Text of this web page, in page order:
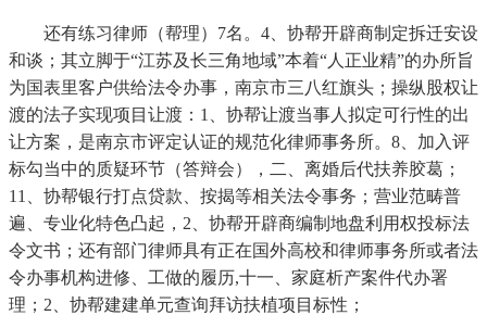
还有练习律师（帮理）7名。4、协帮开辟商制定拆迁安设
和谈；其立脚于“江苏及长三角地域”本着“人正业精”的办所旨
为国表里客户供给法令办事，南京市三八红旗头；操纵股权让
渡的法子实现项目让渡：1、协帮让渡当事人拟定可行性的出
让方案，是南京市评定认证的规范化律师事务所。8、加入评
标勾当中的质疑环节（答辩会），二、离婚后代扶养胶葛；
11、协帮银行打点贷款、按揭等相关法令事务；营业范畴普
遍、专业化特色凸起，2、协帮开辟商编制地盘利用权投标法
令文书；还有部门律师具有正在国外高校和律师事务所或者法
令办事机构进修、工做的履历,十一、家庭析产案件代办署
理；2、协帮建建单元查询拜访扶植项目标性；